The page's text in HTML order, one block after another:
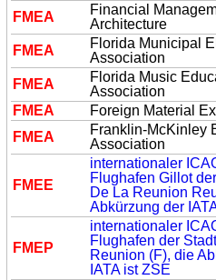
FMEA
Financial
Architecture
FMEA
Florida Municipal
Association
FMEA
Florida Music
Association
FMEA
Foreign Material
FMEA
Franklin-McKinley
Association
FME E
internationaler
Flughafen Gillot
De La Reunion
Abkürzung der
FME P
internationaler
Flughafen der
Reunion (F), die
IATA ist ZSE